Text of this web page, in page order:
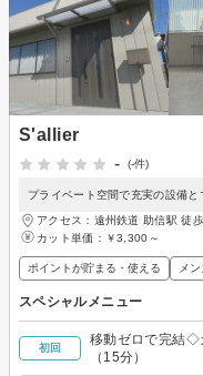
S'allier
-
(-件)
プライベート空間で充実の設備と
アクセス：遠州鉄道 助信駅 徒
カット単価： ￥3,300～
ポイントが貯まる・使える メン
スペシャルメニュー
初回
移動ゼロで完結◇
（15分）